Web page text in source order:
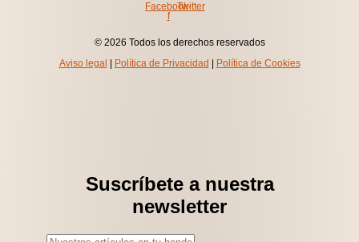
Facebook-
f
Twitter
© 2026 Todos los derechos reservados
Aviso legal
Política de Privacidad Política de Cookies
Suscríbete a nuestra
newsletter